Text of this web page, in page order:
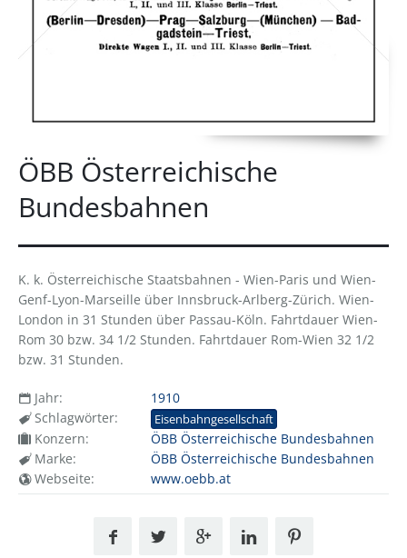
ÖBB Österreichische
Bundesbahnen
K. k. Österreichische Staatsbahnen - Wien-Paris und Wien-
Genf-Lyon-Marseille über Innsbruck-Arlberg-Zürich. Wien-
London in 31 Stunden über Passau-Köln. Fahrtdauer Wien-
Rom 30 bzw. 34 1/2 Stunden. Fahrtdauer Rom-Wien 32 1/2
bzw. 31 Stunden.
Jahr:
1910
Schlagwörter:
Eisenbahngesellschaft
Konzern:
ÖBB Österreichische Bundesbahnen
Marke:
ÖBB Österreichische Bundesbahnen
Webseite:
www.oebb.at